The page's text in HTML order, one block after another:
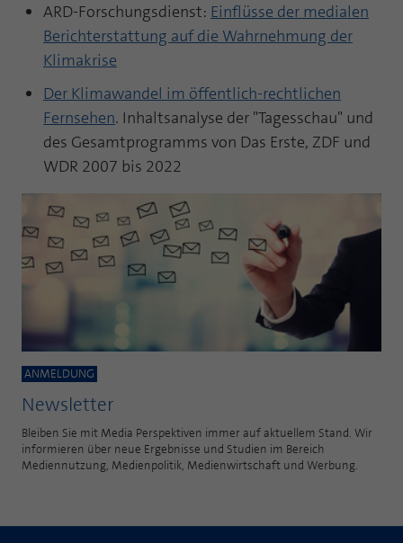
ARD-Forschungsdienst: Einflüsse der medialen
Berichterstattung auf die Wahrnehmung der
Klimakrise
Der Klimawandel im öffentlich-rechtlichen
Fernsehen. Inhaltsanalyse der "Tagesschau" und
des Gesamtprogramms von Das Erste, ZDF und
WDR 2007 bis 2022
ANMELDUNG
Newsletter
Bleiben Sie mit Media Perspektiven immer auf aktuellem Stand. Wir
informieren über neue Ergebnisse und Studien im Bereich
Mediennutzung, Medienpolitik, Medienwirtschaft und Werbung.
Name
Anbieter php
Laufzeit Ende der Sitzung
Zweck PHPs Standard Sitzungs Identifikation
Zweck
erweiterten Script- und Ereignisbehandlung
Anbieter AT INTERNET
Laufzeit
Zweck
Cookie von AT INTERNET zur Steuerung der
erweiterten Script- und Ereignisbehandlung